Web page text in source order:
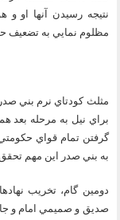
نتيجه رسيدن آنها او و
مظلوم نمايي به تضعيف
مثلث كودتاي نرم بني
براي نيل به مرحله بعد
گرفتن تمام قواي
به بني صدر اين مهم
دومين گام، تخريب
صديق و صميمي امام و